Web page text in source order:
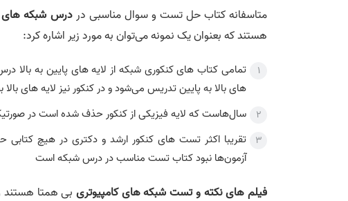
متاسفانه کتاب حل تست و سوال مناسبی دردرس شبکه های
هستند که بعنوان یک نمونه می‌توان به مورد زیر اشاره کرد:
تمامی کتاب های کنکوری شبکه از لایه های پایین به بالا
های بالا به پایین تدریس می‌شود و در کنکور نیز لایه های
سال‌هاست که لایه فیزیکی از کنکور حذف شده است در
تقریبا اکثر تست های کنکور ارشد و دکتری در هیچ
آزمون‌ها نبود کتاب تست مناسب در درس شبکه است
فیلم های نکته و تست شبکه های کامپیوتریبی همتا هستند